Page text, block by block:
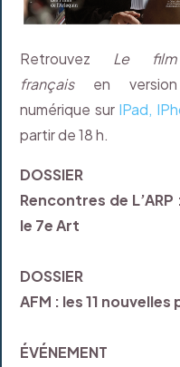
Retrouvez Le film
françaisen version
numérique sur IPad,
partir de 18 h.
DOSSIER
Rencontres de
le 7e Art
DOSSIER
AFM : les 11
ÉVÉNEMENT